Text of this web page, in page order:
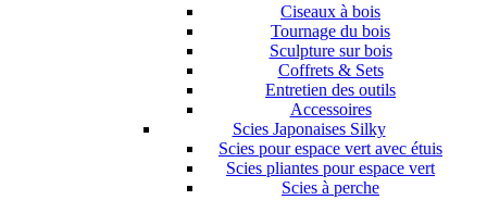
Ciseaux à bois
Tournage du bois
Sculpture sur bois
Coffrets & Sets
Entretien des outils
Accessoires
Scies Japonaises Silky
Scies pour espace vert avec étuis
Scies pliantes pour espace vert
Scies à perche